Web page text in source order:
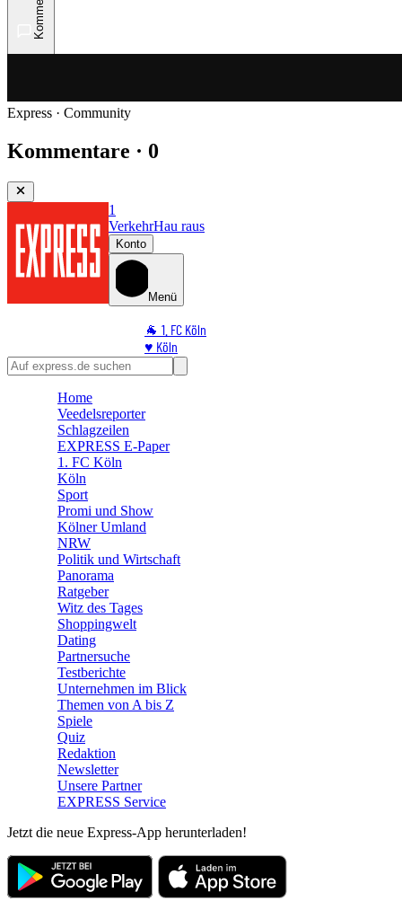
Express · Community
Kommentare · 0
1
VerkehrHau raus
Konto
Menü
🐐 1. FC Köln
♥️ Köln
⭐ Promi
🛒 Shoppingwelt
Home
Veedelsreporter
Schlagzeilen
EXPRESS E-Paper
1. FC Köln
Köln
Sport
Promi und Show
Kölner Umland
NRW
Politik und Wirtschaft
Panorama
Ratgeber
Witz des Tages
Shoppingwelt
Dating
Partnersuche
Testberichte
Unternehmen im Blick
Themen von A bis Z
Spiele
Quiz
Redaktion
Newsletter
Unsere Partner
EXPRESS Service
Jetzt die neue Express-App herunterladen!